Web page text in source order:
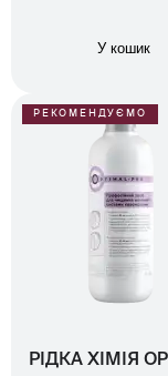
У кошик
РЕКОМЕНДУЄМО
РІДКА ХІМІЯ